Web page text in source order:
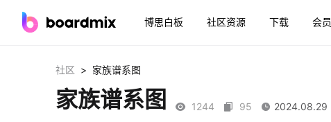
博思白板 社区资源 下载 会员
社区 > 家族谱系图
家族谱系图 1244 95 2024.08.29